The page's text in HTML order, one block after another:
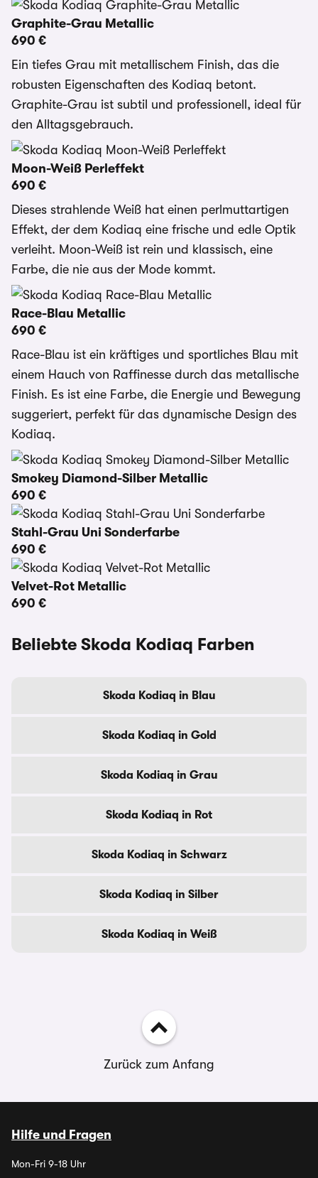
Graphite-Grau Metallic
690 €
Ein tiefes Grau mit metallischem Finish, das die
robusten Eigenschaften des Kodiaq betont.
Graphite-Grau ist subtil und professionell, ideal für
den Alltagsgebrauch.
Moon-Weiß Perleffekt
690 €
Dieses strahlende Weiß hat einen perlmuttartigen
Effekt, der dem Kodiaq eine frische und edle Optik
verleiht. Moon-Weiß ist rein und klassisch, eine
Farbe, die nie aus der Mode kommt.
Race-Blau Metallic
690 €
Race-Blau ist ein kräftiges und sportliches Blau mit
einem Hauch von Raffinesse durch das metallische
Finish. Es ist eine Farbe, die Energie und Bewegung
suggeriert, perfekt für das dynamische Design des
Kodiaq.
Smokey Diamond-Silber Metallic
690 €
Stahl-Grau Uni Sonderfarbe
690 €
Velvet-Rot Metallic
690 €
Beliebte Skoda Kodiaq Farben
Skoda Kodiaq in Blau
Skoda Kodiaq in Gold
Skoda Kodiaq in Grau
Skoda Kodiaq in Rot
Skoda Kodiaq in Schwarz
Skoda Kodiaq in Silber
Skoda Kodiaq in Weiß
Zurück zum Anfang
Hilfe und Fragen
Mon-Fri 9-18 Uhr